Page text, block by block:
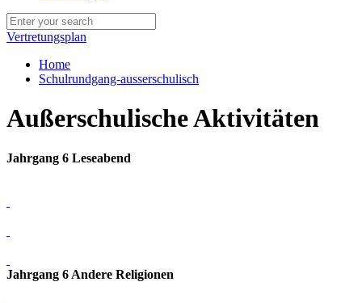
Vertretungsplan
Home
Schulrundgang-ausserschulisch
Außerschulische Aktivitäten
Jahrgang 6 Leseabend
Jahrgang 6 Andere Religionen